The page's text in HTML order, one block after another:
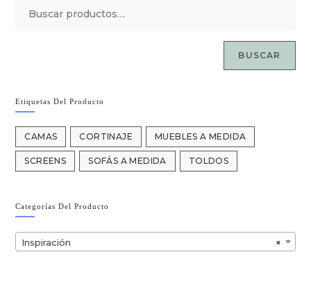
BUSCAR
Etiquetas Del Producto
CAMAS CORTINAJE MUEBLES A MEDIDA
SCREENS SOFÁS A MEDIDA TOLDOS
Categorías Del Producto
×
Inspiración